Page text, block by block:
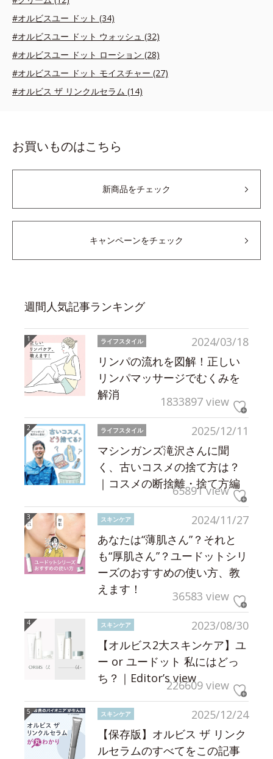
#オルビスユー ドット (34)
#オルビスユー ドット ウォッシュ (32)
#オルビスユー ドット ローション (28)
#オルビスユー ドット モイスチャー (27)
#オルビス ザ リンクルセラム (14)
お買いものはこちら
新商品をチェック
キャンペーンをチェック
週間人気記事ランキング
2024/03/18
ライフスタイル
リンパの流れを図解！正しい
リンパマッサージでむくみを
解消
1833897 view
2025/12/11
ライフスタイル
マシンガンズ滝沢さんに聞
く、古いコスメの捨て方は？
｜コスメの断捨離・捨て方編
65891 view
2024/11/27
スキンケア
あなたは“薄肌さん”？それと
も“厚肌さん”？ユードットシリ
ーズのおすすめの使い方、教
えます！
36583 view
2023/08/30
スキンケア
【オルビス2大スキンケア】ユ
ー or ユードット 私にはどっ
ち？｜Editor’s view226609 view
2025/12/24
スキンケア
【保存版】オルビス ザ リンク
ルセラムのすべてをこの記事